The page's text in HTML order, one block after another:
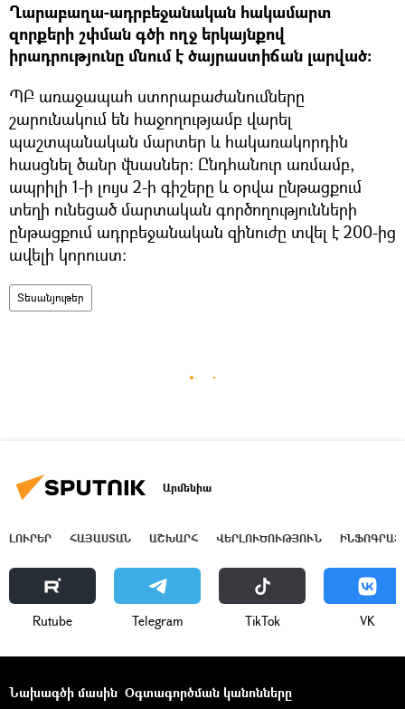
Ղարաբաղա-ադրբեջանական հակամարտ
զորքերի շփման գծի ողջ երկայնքով
իրադրությունը մնում է ծայրաստիճան լարված:
ՊԲ առաջապահ ստորաբաժանումները
շարունակում են հաջողությամբ վարել
պաշտպանական մարտեր և հակառակորդին
հասցնել ծանր վնասներ: Ընդհանուր առմամբ,
ապրիլի 1-ի լույս 2-ի գիշերը և օրվա ընթացքում
տեղի ունեցած մարտական գործողությունների
ընթացքում ադրբեջանական զինուժը տվել է 200-ից
ավելի կորուստ:
Տեսանյութեր
Արմենիա
ԼՈՒՐԵՐ ՀԱՅԱՍՏԱՆ ԱՇԽԱՐՀ ՎԵՐԼՈՒԾՈՒԹՅՈՒՆ
Rutube Telegram ТikТоk VK
Նախագծի մասին Օգտագործման կանոնները